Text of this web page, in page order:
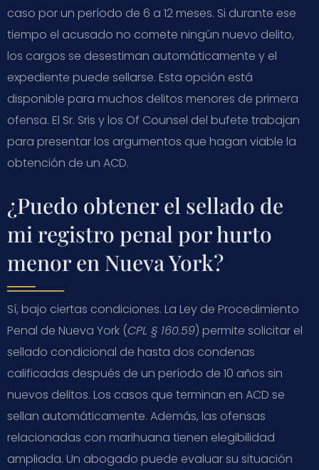
caso por un período de 6 a 12 meses. Si durante ese
tiempo el acusado no comete ningún nuevo delito,
los cargos se desestiman automáticamente y el
expediente puede sellarse. Esta opción está
disponible para muchos delitos menores de primera
ofensa. El Sr. Sris y los Of Counsel del bufete trabajan
para presentar los argumentos que hagan viable la
obtención de un ACD.
¿Puedo obtener el sellado de
mi registro penal por hurto
menor en Nueva York?
Sí, bajo ciertas condiciones. La Ley de Procedimiento
Penal de Nueva York (CPL § 160.59) permite solicitar el
sellado condicional de hasta dos condenas
calificadas después de un período de 10 años sin
nuevos delitos. Los casos que terminan en ACD se
sellan automáticamente. Además, las ofensas
relacionadas con marihuana tienen elegibilidad
ampliada. Un abogado puede evaluar su situación